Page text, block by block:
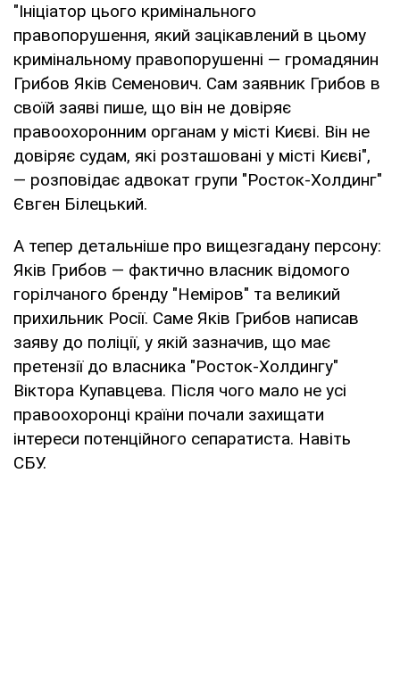
"Ініціатор цього кримінального
правопорушення, який зацікавлений в цьому
кримінальному правопорушенні — громадянин
Грибов Яків Семенович. Сам заявник Грибов в
своїй заяві пише, що він не довіряє
правоохоронним органам у місті Києві. Він не
довіряє судам, які розташовані у місті Києві",
— розповідає адвокат групи "Росток-Холдинг"
Євген Білецький.
А тепер детальніше про вищезгадану персону:
Яків Грибов — фактично власник відомого
горілчаного бренду "Неміров" та великий
прихильник Росії. Саме Яків Грибов написав
заяву до поліції, у якій зазначив, що має
претензії до власника "Росток-Холдингу"
Віктора Купавцева. Після чого мало не усі
правоохоронці країни почали захищати
інтереси потенційного сепаратиста. Навіть
СБУ.